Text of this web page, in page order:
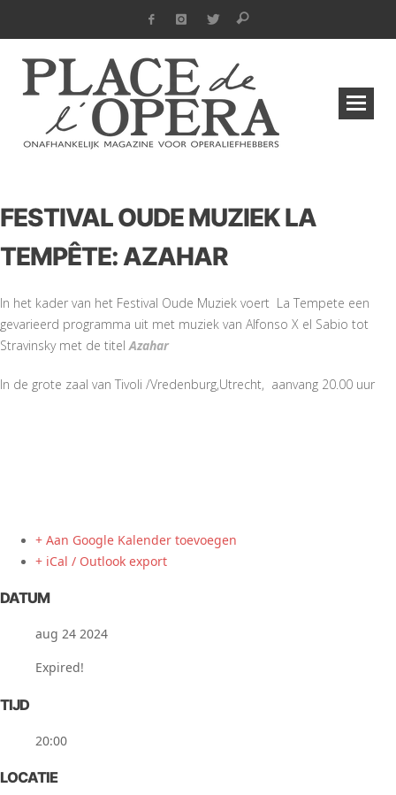
FESTIVAL OUDE MUZIEK LA
TEMPÊTE: AZAHAR
In het kader van het Festival Oude Muziek voert La Tempete een
gevarieerd programma uit met muziek van Alfonso X el Sabio tot
Stravinsky met de titel Azahar
In de grote zaal van Tivoli /Vredenburg,Utrecht, aanvang 20.00 uur
+ Aan Google Kalender toevoegen
+ iCal / Outlook export
DATUM
aug 24 2024
Expired!
TIJD
20:00
LOCATIE